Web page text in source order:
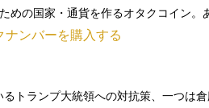
めの国家・通貨を作るオタクコイン。
ナンバーを購入する
トランプ大統領への対抗策、一つは